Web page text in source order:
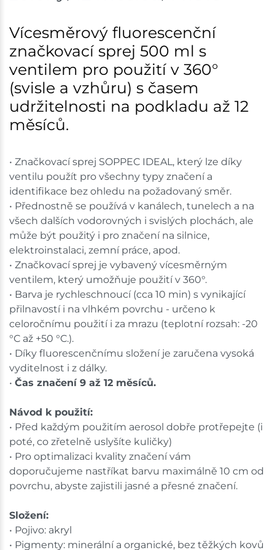
Vícesměrový fluorescenční
značkovací sprej 500 ml s
ventilem pro použití v 360°
(svisle a vzhůru) s časem
udržitelnosti na podkladu až 12
měsíců.
• Značkovací sprej SOPPEC IDEAL, který lze díky
ventilu použít pro všechny typy značení a
identifikace bez ohledu na požadovaný směr.
• Přednostně se používá v kanálech, tunelech a na
všech dalších vodorovných i svislých plochách, ale
může být použitý i pro značení na silnice,
elektroinstalaci, zemní práce, apod.
• Značkovací sprej je vybavený vícesměrným
ventilem, který umožňuje použití v 360°.
• Barva je rychleschnoucí (cca 10 min) s vynikající
přilnavostí i na vlhkém povrchu - určeno k
celoročnímu použití i za mrazu (teplotní rozsah: -20
°C až +50 °C.).
• Díky fluorescenčnímu složení je zaručena vysoká
vyditelnost i z dálky.
• Čas značení 9 až 12 měsíců.
Návod k použití:
• Před každým použitím aerosol dobře protřepejte (i
poté, co zřetelně uslyšíte kuličky)
• Pro optimalizaci kvality značení vám
doporučujeme nastříkat barvu maximálně 10 cm od
povrchu, abyste zajistili jasné a přesné značení.
Složení:
• Pojivo: akryl
• Pigmenty: minerální a organické, bez těžkých kovů